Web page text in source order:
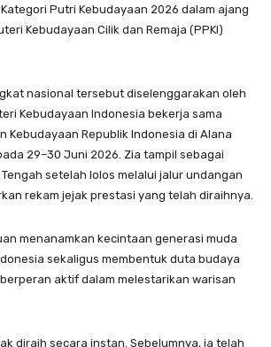
Putri Kebudayaan 2026 dalam ajang
Kebudayaan Cilik dan Remaja (PPKI)
nasional tersebut diselenggarakan oleh
Kebudayaan Indonesia bekerja sama
Kebudayaan Republik Indonesia di Alana
29–30 Juni 2026. Zia tampil sebagai
setelah lolos melalui jalur undangan
rekam jejak prestasi yang telah diraihnya.
menanamkan kecintaan generasi muda
sekaligus membentuk duta budaya
aktif dalam melestarikan warisan
diraih secara instan. Sebelumnya, ia telah